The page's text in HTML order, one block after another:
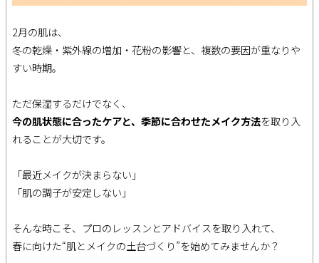
2月の肌は、
冬の乾燥・紫外線の増加・花粉の影響と、複数の要因が重なりや
すい時期。
ただ保湿するだけでなく、
今の肌状態に合ったケアと、季節に合わせたメイク方法を取り入
れることが大切です。
「最近メイクが決まらない」
「肌の調子が安定しない」
そんな時こそ、プロのレッスンとアドバイスを取り入れて、
春に向けた“肌とメイクの土台づくり”を始めてみませんか？